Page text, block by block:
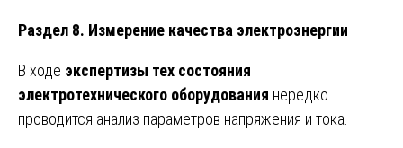
Раздел 8. Измерение качества электроэнергии
В ходе экспертизы тех состояния
электротехнического оборудования нередко
проводится анализ параметров напряжения и тока.